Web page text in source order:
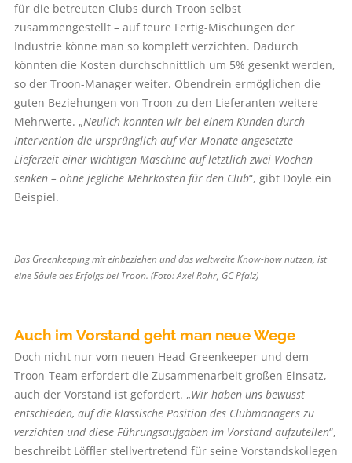
für die betreuten Clubs durch Troon selbst
zusammengestellt – auf teure Fertig-Mischungen der
Industrie könne man so komplett verzichten. Dadurch
könnten die Kosten durchschnittlich um 5% gesenkt werden,
so der Troon-Manager weiter. Obendrein ermöglichen die
guten Beziehungen von Troon zu den Lieferanten weitere
Mehrwerte. „Neulich konnten wir bei einem Kunden durch
Intervention die ursprünglich auf vier Monate angesetzte
Lieferzeit einer wichtigen Maschine auf letztlich zwei Wochen
senken – ohne jegliche Mehrkosten für den Club“, gibt Doyle ein
Beispiel.
Das Greenkeeping mit einbeziehen und das weltweite Know-how nutzen, ist
eine Säule des Erfolgs bei Troon. (Foto: Axel Rohr, GC Pfalz)
Auch im Vorstand geht man neue Wege
Doch nicht nur vom neuen Head-Greenkeeper und dem
Troon-Team erfordert die Zusammenarbeit großen Einsatz,
auch der Vorstand ist gefordert. „Wir haben uns bewusst
entschieden, auf die klassische Position des Clubmanagers zu
verzichten und diese Führungsaufgaben im Vorstand aufzuteilen“,
beschreibt Löffler stellvertretend für seine Vorstandskollegen